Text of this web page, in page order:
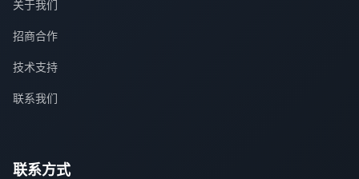
关于我们
招商合作
技术支持
联系我们
联系方式